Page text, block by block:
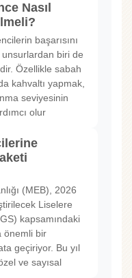
Nasıl
başarısını
biri de
Özellikle sabah
kahvaltı yapmak,
seviyesinin
olur
(MEB), 2026
Liselere
kapsamındaki
önemli bir
geçiriyor. Bu yıl
ve sayısal